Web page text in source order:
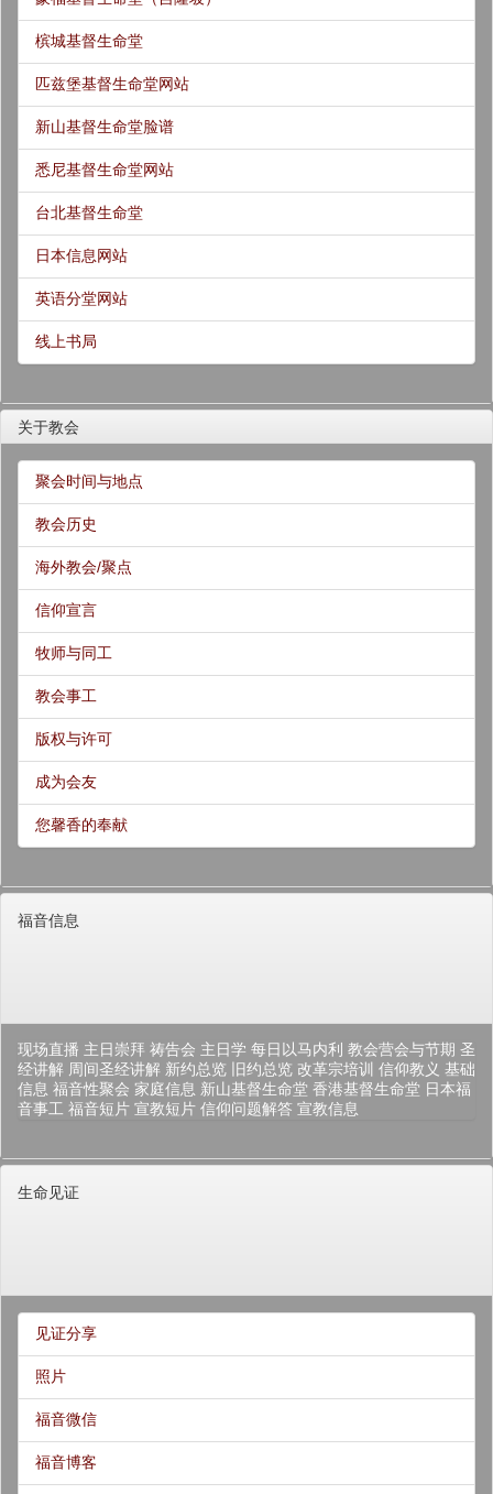
槟城基督生命堂
匹兹堡基督生命堂网站
新山基督生命堂脸谱
悉尼基督生命堂网站
台北基督生命堂
日本信息网站
英语分堂网站
线上书局
关于教会
聚会时间与地点
教会历史
海外教会/聚点
信仰宣言
牧师与同工
教会事工
版权与许可
成为会友
您馨香的奉献
福音信息
现场直播 主日崇拜 祷告会 主日学 每日以马内利 教会营会与节期 圣
经讲解 周间圣经讲解 新约总览 旧约总览 改革宗培训 信仰教义 基础
信息 福音性聚会 家庭信息 新山基督生命堂 香港基督生命堂 日本福
音事工 福音短片 宣教短片 信仰问题解答 宣教信息
生命见证
见证分享
照片
福音微信
福音博客